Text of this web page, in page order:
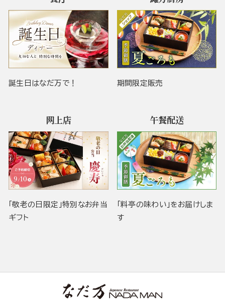
誕生日はなだ万で！ 期間限定販売
网上店
「敬老の日限定」特別なお弁当
ギフト
午餐配送
「料亭の味わい」をお届けしま
す